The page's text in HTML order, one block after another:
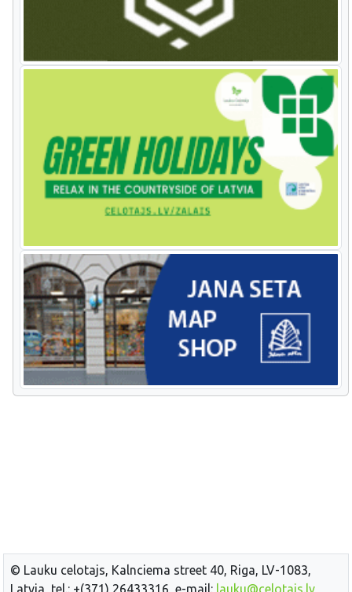
© Lauku celotajs, Kalnciema street 40, Riga, LV-1083,
Latvia, tel.: +(371) 26433316, e-mail: lauku@celotajs.lv